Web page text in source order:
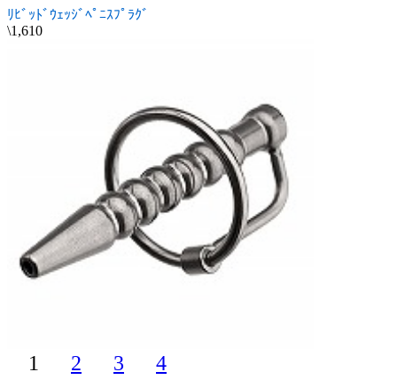
ﾘﾋﾞｯﾄﾞｳｪｯｼﾞﾍﾟﾆｽﾌﾟﾗｸﾞ
\1,610
1 2 3 4